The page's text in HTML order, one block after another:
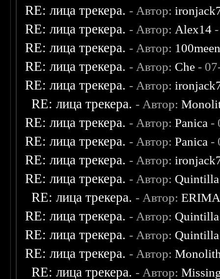
RE: лица трекера. - Автор:
RE: лица трекера. - Автор: Alex14
RE: лица трекера. - Автор:
RE: лица трекера. - Автор: Che -
RE: лица трекера. - Автор:
RE: лица трекера. - Автор:
RE: лица трекера. - Автор:Panica -
RE: лица трекера. - Автор:Panica -
RE: лица трекера. - Автор:
RE: лица трекера. - Автор: Quintilla
RE: лица трекера. - Автор:
RE: лица трекера. - Автор: Quintilla
RE: лица трекера. - Автор: Quintilla
RE: лица трекера. - Автор:
RE: лица трекера. - Автор: